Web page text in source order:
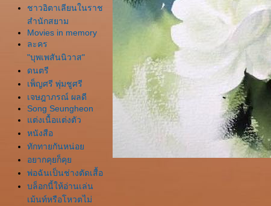
ชาวอิตาเลียนในราช
สำนักสยาม
Movies in memory
ละคร
"บุพเพสันนิวาส"
ดนตรี
เพ็ญศรี พุ่มชูศรี
เจษฎาภรณ์ ผลดี
Song Seungheon
ต่งเนื้อแต่งตัว
หนังสือ
ทักทายกันหน่อ
อยากคุยก็คุ
พ่อฉันเป็นช่างตัดเสื้อ
บล็อกนี้ให้อ่านเล่น
เม้นท์หรือโหวตไม่